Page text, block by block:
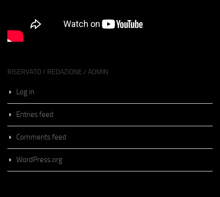
RISERVATO / REDAZIONE / ADMIN
Log in
Entries feed
Comments feed
WordPress.org